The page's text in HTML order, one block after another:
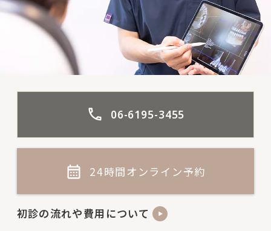
24時間オンライン予約
06-6195-3455
初診の流れや費用について